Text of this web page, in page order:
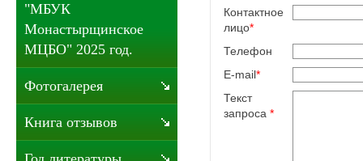
Контактное
лицо*
Телефон
E-mail*
Текст
запроса *
"МБУК
Монастырщинское
МЦБО" 2025 год.
Фотогалерея
Книга отзывов